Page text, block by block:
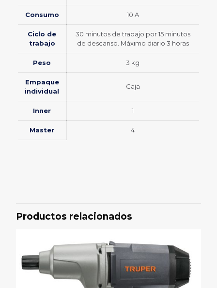
Consumo 10 A
Ciclo de
trabajo
30 minutos de trabajo por 15 minutos
de descanso. Máximo diario 3 horas
Peso 3 kg
Empaque
individual
Caja
Inner 1
Master 4
“Robineadora Truper 7″ 1200 W
velocidad variable, profesional”
Tu dirección de correo electrónico no será publicada.
campos obligatorios están marcados con*
Productos relacionados